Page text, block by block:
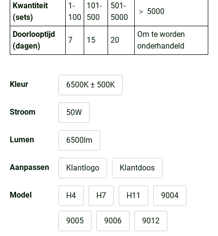
Kwantiteit
(sets)
1-
100
101-
500
501-
5000
＞ 5000
Doorlooptijd
(dagen)
7 15 20
Om te worden
onderhandeld
Kleur 6500K ± 500K
Stroom 50W
Lumen 6500lm
Aanpassen Klantlogo Klantdoos
Model H4 H7 H11 9004
9005 9006 9012